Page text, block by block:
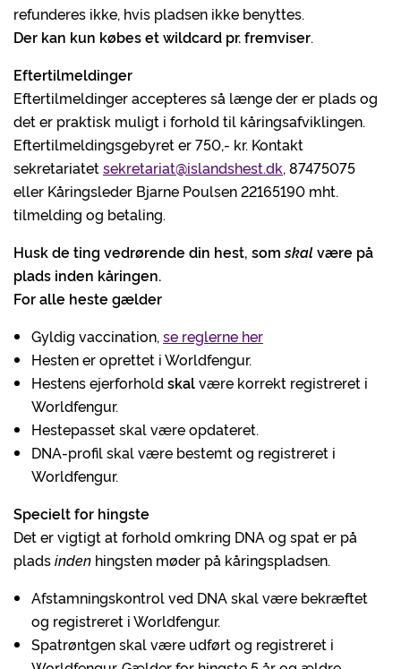
refunderes ikke, hvis pladsen ikke benyttes.
Der kan kun købes et wildcard pr. fremviser.
Eftertilmeldinger
Eftertilmeldinger accepteres så længe der er plads og
det er praktisk muligt i forhold til kåringsafviklingen.
Eftertilmeldingsgebyret er 750,- kr. Kontakt
sekretariatetsekretariat@islandshest.dk, 87475075
eller Kåringsleder Bjarne Poulsen 22165190 mht.
tilmelding og betaling.
Husk de ting vedrørende din hest, somskalvære på
plads inden kåringen.
For alle heste gælder
Gyldig vaccination,se reglerne her
Hesten er oprettet i Worldfengur.
Hestens ejerforholdskalvære korrekt registreret i
Worldfengur.
Hestepasset skal være opdateret.
DNA-profil skal være bestemt og registreret i
Worldfengur.
Specielt for hingste
Det er vigtigt at forhold omkring DNA og spat er på
pladsinden hingsten møder på kåringspladsen.
Afstamningskontrol ved DNA skal være bekræftet
og registreret i Worldfengur.
Spatrøntgen skal være udført og registreret i